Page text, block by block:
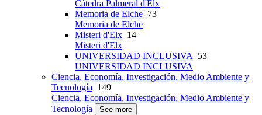
Cátedra Palmeral d'Elx
Memoria de Elche 73
Memoria de Elche
Misteri d'Elx 14
Misteri d'Elx
UNIVERSIDAD INCLUSIVA 53
UNIVERSIDAD INCLUSIVA
Ciencia, Economía, Investigación, Medio Ambiente y
Tecnología 149
Ciencia, Economía, Investigación, Medio Ambiente y
Tecnología
See more